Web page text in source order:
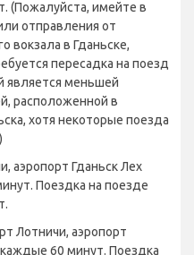
(Пожалуйста, имейте в
отправления от
вокзала в Гданьске,
пересадка на поезд
является меньшей
расположенной в
хотя некоторые поезда
аэропорт Гданьск Лех
Поездка на поезде
Лотничи, аэропорт
каждые 60 минут. Поездка